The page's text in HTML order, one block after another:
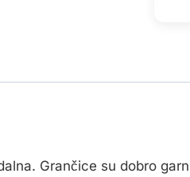
Grančice su dobro